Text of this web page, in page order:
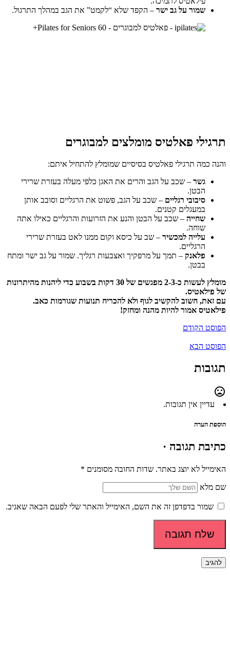
שמור על גב ישר – הקפד שלא “לקמט” את הגב במהלך התרגול.
תרגילי פאלטיס מומלצים למבוגרים
והנה כמה תרגילי פאלטיס בסיסיים שמומלץ להתחיל איתם:
גשר – שכב על הגב והרים את האגן כלפי מעלה בעזרת שרירי
הבטן.
סיבובי רגליים – שכב על הגב, פשוט את הרגליים וסובב אותן
במעגלים קטנים.
שחייה – שכב על הבטן והנע את הזרועות והרגליים כאילו אתה
שוחה.
עלייה למכשיר – שב על כיסא וקום ממנו לאט בעזרת שרירי
הרגליים.
פלאנק – תמך על מרפקיך ואצבעות רגליך. שמור על גב ישר ומתח
בבטן.
מומלץ לעשות כ-2-3 מפגשים של 30 דקות בשבוע כדי ליהנות מהיתרונות
של פילאטיס.
עם זאת, חשוב להקשיב לגוף ולא להכריח תנועות שגורמות כאב.
פילאטיס אמור להיות מהנה ומחזק!
הפוסט הקודם
הפוסט הבא
תגובות
mood_bad
עדיין אין תגובות.
הוספת הערה
כתיבת תגובה ·
האימייל לא יוצג באתר. שדות החובה מסומנים *
שם מלא
שמור בדפדפן זה את השם, האימייל והאתר שלי לפעם הבאה שאגיב.
שלח תגובה